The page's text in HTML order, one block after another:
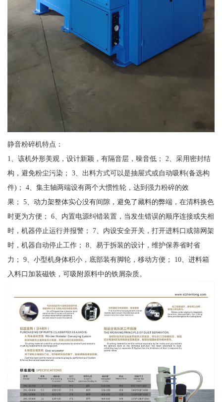
静音粉碎机特点：
1、该机外形美观，设计新颖，有隔音层，噪音低； 2、采用密封结
构，避免粉尘污染； 3、出料方式可以是抽屉式或自动吸料(备选构
件)； 4、集主轴两端设有两个大惯性轮，达到强力粉碎的效
果； 5、动力架整体实心没有间隙，避免了藏料的弊端，在清料换色
时更为方便； 6、内置电源纠错装置，当发生错误的顺序连接或失相
时，机器停止运行并报警； 7、内设安全开关，打开进料口或筛网架
时，机器自动停止工作； 8、易于拆装的设计，维护保养省时省
力； 9、小型机身体积小，底部装有脚轮，移动方便； 10、进料箱
入料口加装磁铁，可吸附原料中的铁屑杂质。